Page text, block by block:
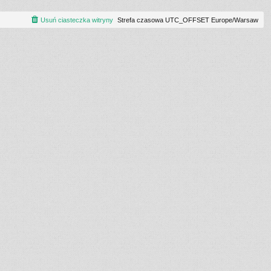
Strefa czasowa UTC_OFFSET Europe/Warsaw
Usuń ciasteczka witryny